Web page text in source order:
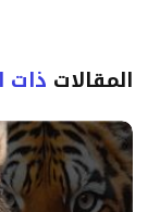
المقالات ذات